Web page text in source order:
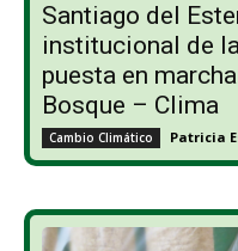
Santiago del
institucional de
puesta en
Bosque – Clima
Cambio Climático Patricia